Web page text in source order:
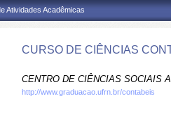
Atividades Acadêmicas
CURSO DE CIÊNCIAS
CENTRO DE CIÊNCIAS SOCIAIS
http://www.graduacao.ufrn.br/contabeis